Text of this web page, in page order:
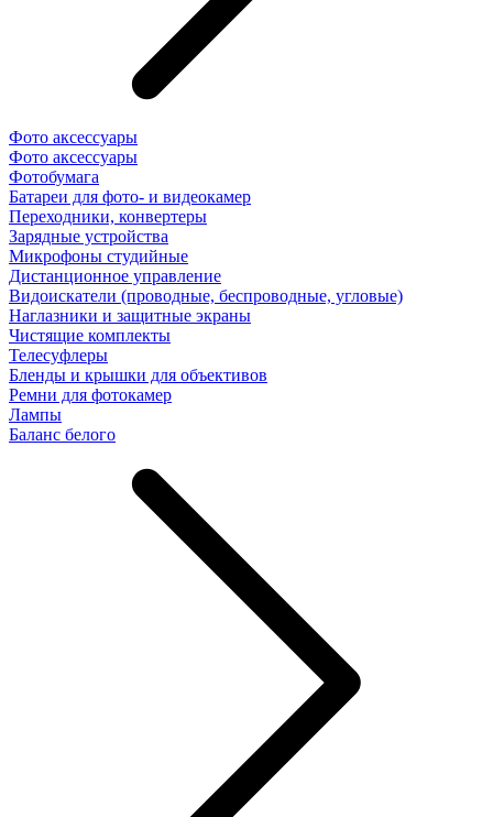
Фото аксессуары
Фото аксессуары
Фотобумага
Батареи для фото- и видеокамер
Переходники, конвертеры
Зарядные устройства
Микрофоны студийные
Дистанционное управление
Видоискатели (проводные, беспроводные, угловые)
Наглазники и защитные экраны
Чистящие комплекты
Телесуфлеры
Бленды и крышки для объективов
Ремни для фотокамер
Лампы
Баланс белого